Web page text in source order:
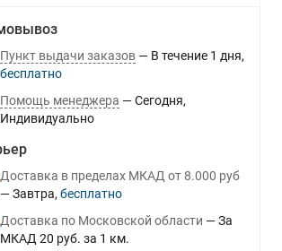
Пункт выдачи заказов В течение 1 дня
Бесплатно
Помощь менеджера
Сегодня
Индивидуально
Доставка в пределах МКАД от 8.000 руб
Завтра
Бесплатно
Доставка по Московской области
За
МКАД 20 руб. за 1 км.